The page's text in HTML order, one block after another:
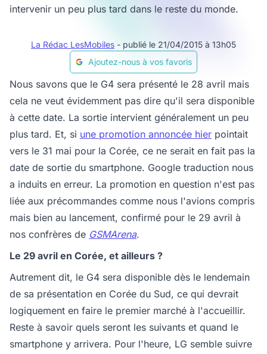
intervenir un peu plus tard dans le reste du monde.
La Rédac LesMobiles - publié le 21/04/2015 à 13h05
Ajoutez-nous à vos favoris
Nous savons que le G4 sera présenté le 28 avril mais
cela ne veut évidemment pas dire qu'il sera disponible
à cette date. La sortie intervient généralement un peu
plus tard. Et, si une promotion annoncée hier pointait
vers le 31 mai pour la Corée, ce ne serait en fait pas la
date de sortie du smartphone. Google traduction nous
a induits en erreur. La promotion en question n'est pas
liée aux précommandes comme nous l'avions compris
mais bien au lancement, confirmé pour le 29 avril à
nos confrères de GSMArena.
Le 29 avril en Corée, et ailleurs ?
Autrement dit, le G4 sera disponible dès le lendemain
de sa présentation en Corée du Sud, ce qui devrait
logiquement en faire le premier marché à l'accueillir.
Reste à savoir quels seront les suivants et quand le
smartphone y arrivera. Pour l'heure, LG semble suivre